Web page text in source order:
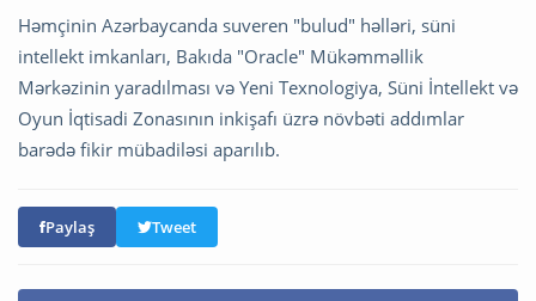
Həmçinin Azərbaycanda suveren "bulud" həlləri, süni
intellekt imkanları, Bakıda "Oracle" Mükəmməllik
Mərkəzinin yaradılması və Yeni Texnologiya, Süni İntellekt və
Oyun İqtisadi Zonasının inkişafı üzrə növbəti addımlar
barədə fikir mübadiləsi aparılıb.
Paylaş Tweet